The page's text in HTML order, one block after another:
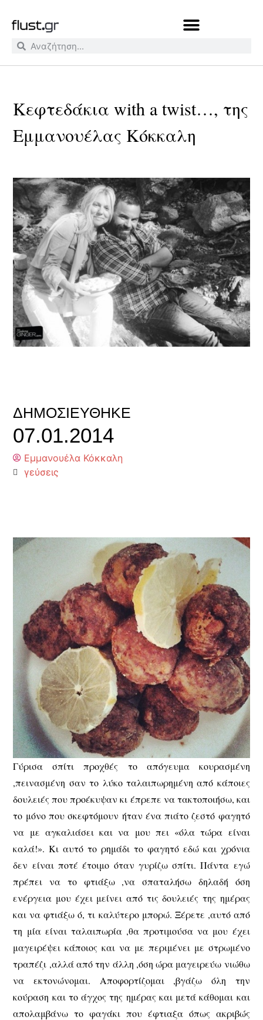
Κεφτεδάκια with a twist…, της
Εμμανουέλας Κόκκαλη
ΔΗΜΟΣΙΕΎΘΗΚΕ
07.01.2014
Εμμανουέλα Κόκκαλη
γεύσεις
Γύρισα σπίτι προχθές το απόγευμα κουρασμένη
,πεινασμένη σαν το λύκο ταλαιπωρημένη από κάποιες
δουλειές που προέκυψαν κι έπρεπε να τακτοποιήσω, και
το μόνο που σκεφτόμουν ήταν ένα πιάτο ζεστό φαγητό
να με αγκαλιάσει και να μου πει «όλα τώρα είναι
καλά!». Κι αυτό το ρημάδι το φαγητό εδώ και χρόνια
δεν είναι ποτέ έτοιμο όταν γυρίζω σπίτι. Πάντα εγώ
πρέπει να το φτιάξω ,να σπαταλήσω δηλαδή όση
ενέργεια μου έχει μείνει από τις δουλειές της ημέρας
και να φτιάξω ό, τι καλύτερο μπορώ. Ξέρετε ,αυτό από
τη μία είναι ταλαιπωρία ,θα προτιμούσα να μου έχει
μαγειρέψει κάποιος και να με περιμένει με στρωμένο
τραπέζι ,αλλά από την άλλη ,όση ώρα μαγειρεύω νιώθω
να εκτονώνομαι. Αποφορτίζομαι ,βγάζω όλη την
κούραση και το άγχος της ημέρας και μετά κάθομαι και
απολαμβάνω το φαγάκι που έφτιαξα όπως ακριβώς